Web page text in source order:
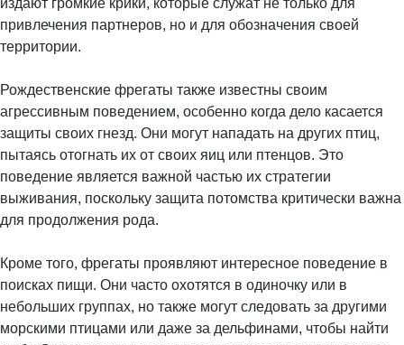
издают громкие крики, которые служат не только для
привлечения партнеров, но и для обозначения своей
территории.
Рождественские фрегаты также известны своим
агрессивным поведением, особенно когда дело касается
защиты своих гнезд. Они могут нападать на других птиц,
пытаясь отогнать их от своих яиц или птенцов. Это
поведение является важной частью их стратегии
выживания, поскольку защита потомства критически важна
для продолжения рода.
Кроме того, фрегаты проявляют интересное поведение в
поисках пищи. Они часто охотятся в одиночку или в
небольших группах, но также могут следовать за другими
морскими птицами или даже за дельфинами, чтобы найти